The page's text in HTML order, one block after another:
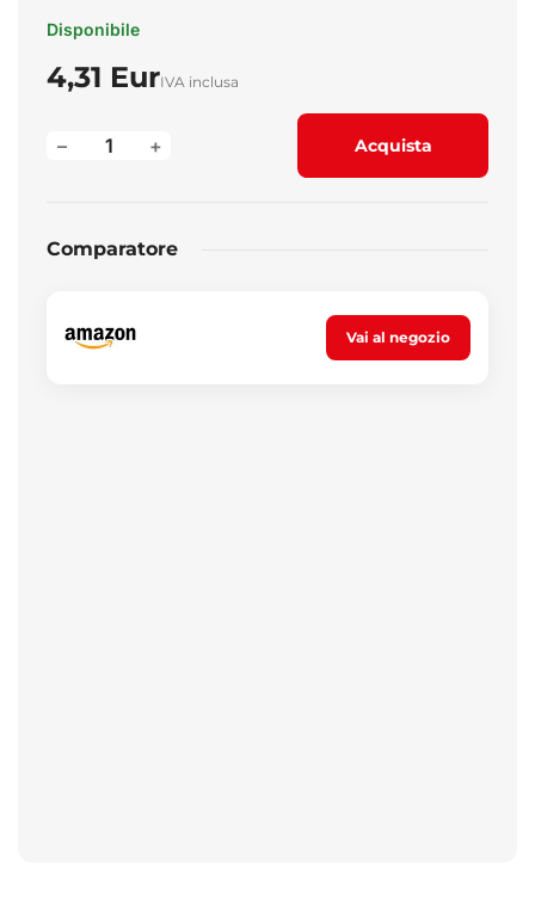
Disponibile
4,31 EurIVA inclusa
+
– Acquista
Comparatore
Vai al negozio